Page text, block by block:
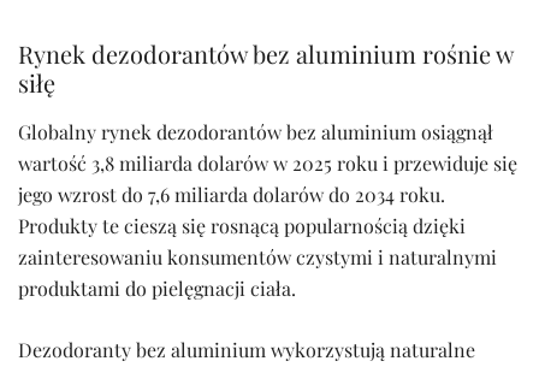
Rynek dezodorantów bez aluminium rośnie w
siłę
Globalny rynek dezodorantów bez aluminium osiągnął
wartość 3,8 miliarda dolarów w 2025 roku i przewiduje się
jego wzrost do 7,6 miliarda dolarów do 2034 roku.
Produkty te cieszą się rosnącą popularnością dzięki
zainteresowaniu konsumentów czystymi i naturalnymi
produktami do pielęgnacji ciała.
Dezodoranty bez aluminium wykorzystują naturalne